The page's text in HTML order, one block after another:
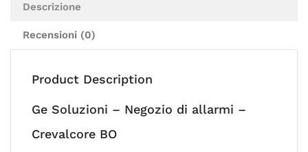
Descrizione
Recensioni (0)
Product Description
Ge Soluzioni – Negozio di allarmi –
Crevalcore BO